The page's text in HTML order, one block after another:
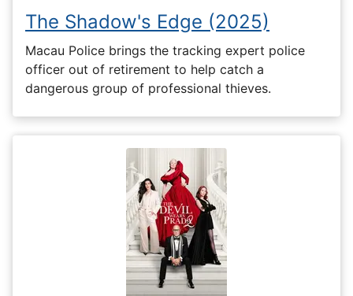
The Shadow's Edge (2025)
Macau Police brings the tracking expert police
officer out of retirement to help catch a
dangerous group of professional thieves.